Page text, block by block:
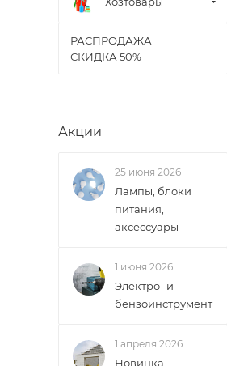
РАСПРОДАЖА
СКИДКА 50%
Акции
25 июня 2026
Лампы, блоки
питания,
аксессуары
1 июня 2026
Электро- и
бензоинструмент
1 апреля 2026
Новинка